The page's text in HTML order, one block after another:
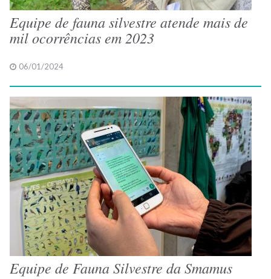
Equipe de fauna silvestre atende mais de
mil ocorrências em 2023
06/01/2024
Equipe de Fauna Silvestre da Smamus